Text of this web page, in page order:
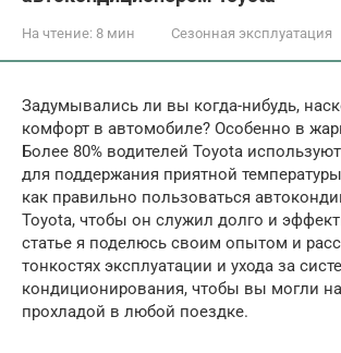
На чтение: 8 мин Сезонная эксплуатация
Задумывались ли вы когда-нибудь,
комфорт в автомобиле? Особенно в
Более 80% водителей Toyota
для поддержания приятной
как правильно пользоваться
Toyota, чтобы он служил долго и
статье я поделюсь своим опытом и
тонкостях эксплуатации и ухода за
кондиционирования, чтобы вы могли
прохладой в любой поездке.